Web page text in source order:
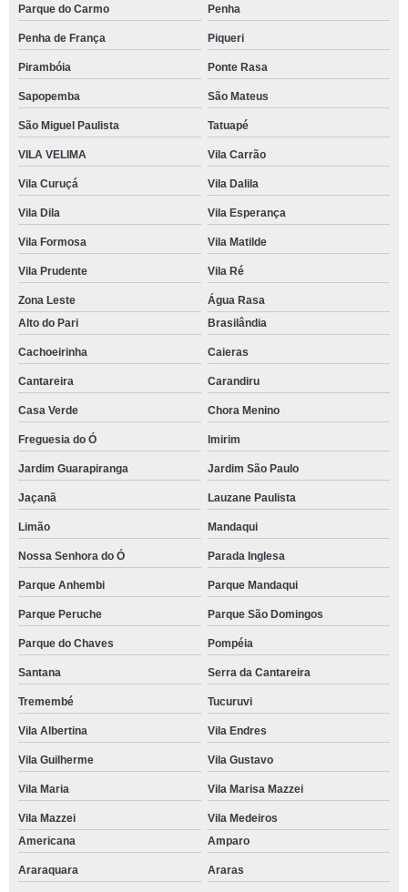
Parque do Carmo Penha
Penha de França Piqueri
Pirambóia Ponte Rasa
Sapopemba São Mateus
São Miguel Paulista Tatuapé
VILA VELIMA Vila Carrão
Vila Curuçá Vila Dalila
Vila Dila Vila Esperança
Vila Formosa Vila Matilde
Vila Prudente Vila Ré
Zona Leste
Água Rasa
Alto do Pari
Brasilândia
Cachoeirinha Caieras
Cantareira Carandiru
Casa Verde Chora Menino
Freguesia do Ó Imirim
Jardim Guarapiranga Jardim São Paulo
Jaçanã Lauzane Paulista
Limão Mandaqui
Nossa Senhora do Ó Parada Inglesa
Parque Anhembi Parque Mandaqui
Parque Peruche Parque São Domingos
Parque do Chaves Pompéia
Santana Serra da Cantareira
Tremembé Tucuruvi
Vila Albertina Vila Endres
Vila Guilherme Vila Gustavo
Vila Maria Vila Marisa Mazzei
Vila Mazzei
Vila Medeiros
Americana
Amparo
Araraquara Araras